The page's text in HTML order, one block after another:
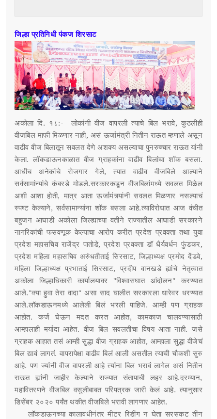
SUB MENU 3
PARENTAL MENU
PARENTAL MENU
PARENTAL MENU
PARENTAL MENU
SUB MENU 4
जिल्हा प्रतिनिधी पंकज शिरसाट
अकोला दि. १८:- लोकांनी वीज‌ वापरली त्याचे बिल भरावे, कुठलीही
वीजबिल माफी मिळणार नाही, असं ऊर्जामंत्री नितीन राऊत म्हणाले असून
वाढीव वीज बिलातून सवलत देणे अशक्य असल्याचा पुनरुच्चार राऊत यांनी
केला. लॉकडाऊनकाळात वीज ग्राहकांना वाढीव बिलांचा शॉक बसला.
आधीच अनेकांचे रोजगार गेले, त्यात वाढीव वीजबिले आल्याने
सर्वसामांन्यांचे कंबरडे मोडले.सरकारकडून वीजबिलांमध्ये सवलत मिळेल
अशी आशा होती, मात्र आता ऊर्जामंत्र्यांनी सवलत मिळणार नसल्याचं
स्पष्ट केल्याने, सर्वसामान्यांना शॉक बसला आहे.त्याविरोधात आज वंचीत
बहुजन आघाडी अकोला जिल्ह्याच्या वतीने राज्यातील आघाडी सरकारने
नागरिकांची फसवणूक केल्याचा आरोप करीत प्रदेश प्रवक्ता तथा युवा
प्रदेश महासचिव राजेंद्र पातोडे, प्रदेश प्रवक्ता डॉ धैर्यवर्धन फुंडकर,
प्रदेश महिला महासचिव अरुंधतीताई सिरसाट, जिल्हाध्यक्ष प्रमोद देंडवे,
महिला जिल्हाध्यक्ष प्रभाताई सिरसाट, प्रदीप वानखडे ह्यांचे नेतृत्वात
अकोला जिल्हाधिकारी कार्यालयावर "विश्वासघात आंदोलन" करण्यात
आले."क्या हुवा तेरा वादा" असा साद घालीत सरकारला धारेवर धरण्यात
आले.लॉकडाऊनमध्ये आलेली बिलं भरली पाहिजे. आम्ही पण ग्राहक
आहोत. कर्ज घेऊन मदत करत आहोत, कामकाज चालवण्यासाठी
आम्हालाही मर्यादा आहेत. वीज बिल सवलतीचा विषय आता नाही. जसे
ग्राहक आहात तसं आम्ही सुद्धा वीज ग्राहक आहोत, आम्हाला सुद्धा वीजेचं
बिल द्यावं लागतं. वापरापेक्षा वाढीव बिलं आली असतील त्याची चौकशी सुरु
आहे. पण ज्यांनी वीज वापरली आहे त्यांना बिल भरावं लागेल असं नितीन
राऊत ह्यांनी जाहीर केल्याने राज्यात संतापाची लहर आहे.दरम्यान,
महावितरणने वीजबिल वसुलीबाबत परिपत्रक जारी केलं आहे. त्यानुसार
डिसेंबर २०२० पर्यंत थकीत वीजबिले भरावी लागणार आहेत.
लॉकडाऊनच्या कालावधीनंतर मीटर रिडींग न घेता सरसकट तींन